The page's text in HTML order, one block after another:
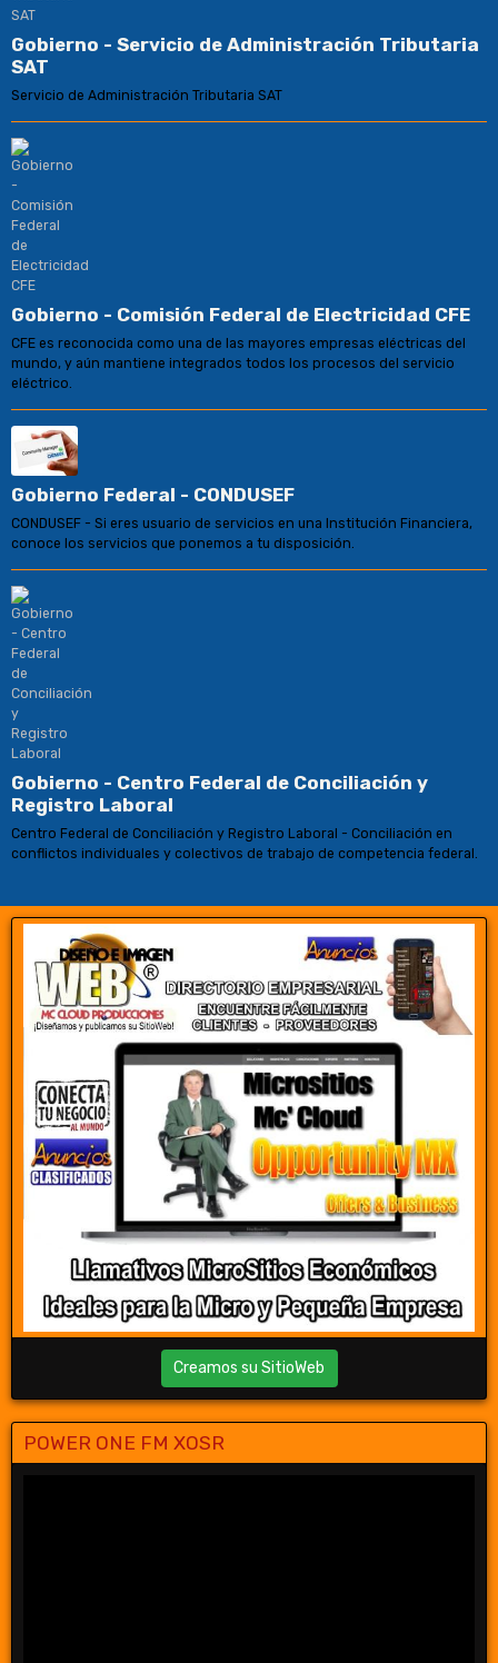
Gobierno - Servicio de Administración Tributaria
SAT
Servicio de Administración Tributaria SAT
Gobierno - Comisión Federal de Electricidad CFE
CFE es reconocida como una de las mayores empresas eléctricas del
mundo, y aún mantiene integrados todos los procesos del servicio
eléctrico.
Gobierno Federal - CONDUSEF
CONDUSEF - Si eres usuario de servicios en una Institución Financiera,
conoce los servicios que ponemos a tu disposición.
Gobierno - Centro Federal de Conciliación y
Registro Laboral
Centro Federal de Conciliación y Registro Laboral - Conciliación en
conflictos individuales y colectivos de trabajo de competencia federal.
Creamos su SitioWeb
POWER ONE FM XOSR